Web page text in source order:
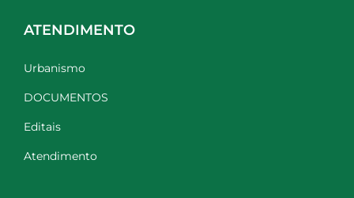
ATENDIMENTO
Urbanismo
DOCUMENTOS
Editais
Atendimento